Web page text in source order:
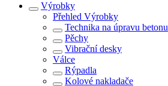
Výrobky
Přehled Výrobky
Technika na úpravu betonu
Pěchy
Vibrační desky
Válce
Rýpadla
Kolové nakladače